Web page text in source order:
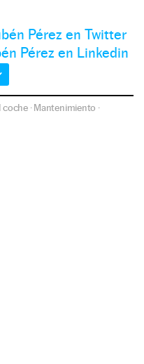
Pérez en Twitter
Pérez en Linkedin
coche·Mantenimiento ·